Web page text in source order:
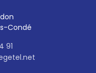
Condé
91